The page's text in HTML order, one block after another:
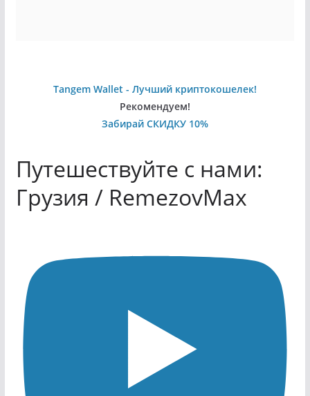
Tangem Wallet - Лучший криптокошелек!
Рекомендуем!
Забирай СКИДКУ 10%
Путешествуйте с нами:
Грузия / RemezovMax